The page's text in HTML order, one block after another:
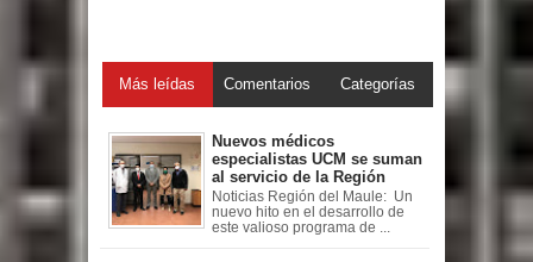
Más leídas Comentarios Categorías
Nuevos médicos
especialistas UCM se suman
al servicio de la Región
Noticias Región del Maule: Un
nuevo hito en el desarrollo de
este valioso programa de ...